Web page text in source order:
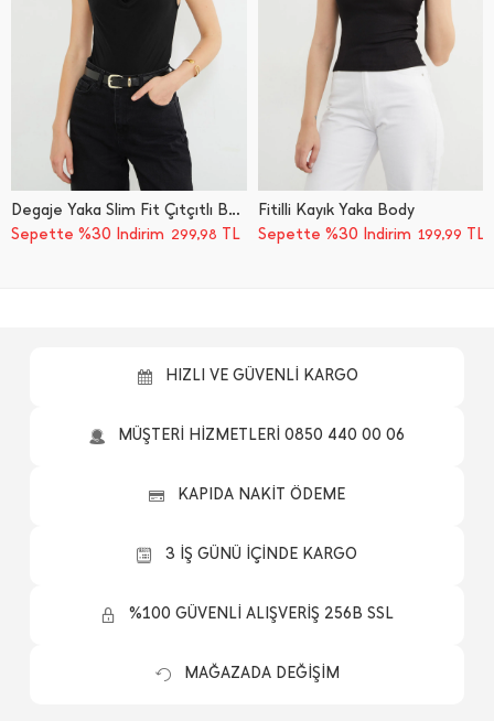
Degaje Yaka Slim Fit Çıtçıtlı Body
Sepette %30 İndirim 299,98 TL
Fitilli Kayık Yaka Body
Sepette %30 İndirim 199,99 TL
HIZLI VE GÜVENLİ KARGO
MÜŞTERİ HİZMETLERİ 0850 440 00 06
KAPIDA NAKİT ÖDEME
3 İŞ GÜNÜ İÇİNDE KARGO
%100 GÜVENLİ ALIŞVERİŞ 256B SSL
MAĞAZADA DEĞİŞİM